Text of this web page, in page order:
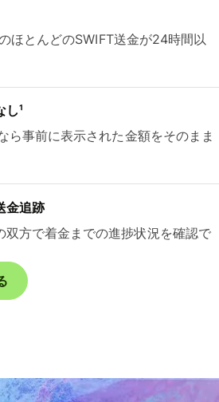
ほとんどのSWIFT送金が24時間以
し¹
ら事前に表示された金額をそのまま
金追跡
双方で着金までの進捗状況を確認で